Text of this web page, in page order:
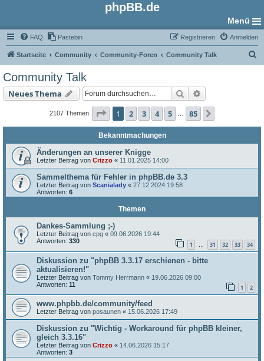
phpBB.de
Menü
FAQ Pastebin Anmelden
Registrieren
Startseite Community Community-Foren Community Talk
Community Talk
Neues Thema Suche
2107 Themen Seite 1von 85
1 2 3 4 5 85
Bekanntmachungen
Änderungen an unserer Knigge
Letzter Beitrag von Crizzo « 11.01.2025 14:00
Sammelthema für Fehler in phpBB.de 3.3
Letzter Beitrag von Scanialady « 27.12.2024 19:58
Antworten: 6
Themen
Dankes-Sammlung ;-)
Letzter Beitrag von cpg « 09.06.2026 19:44
Antworten: 330 1 … 31 32 33 34
Diskussion zu "phpBB 3.3.17 erschienen - bitte
aktualisieren!"
Letzter Beitrag von Tommy Herrmann « 19.06.2026 09:00
Antworten: 11 1 2
www.phpbb.de/community/feed
Letzter Beitrag von posaunen « 15.06.2026 17:49
Diskussion zu "Wichtig - Workaround für phpBB kleiner,
gleich 3.3.16"
Letzter Beitrag von Crizzo « 14.06.2026 15:17
Antworten: 3